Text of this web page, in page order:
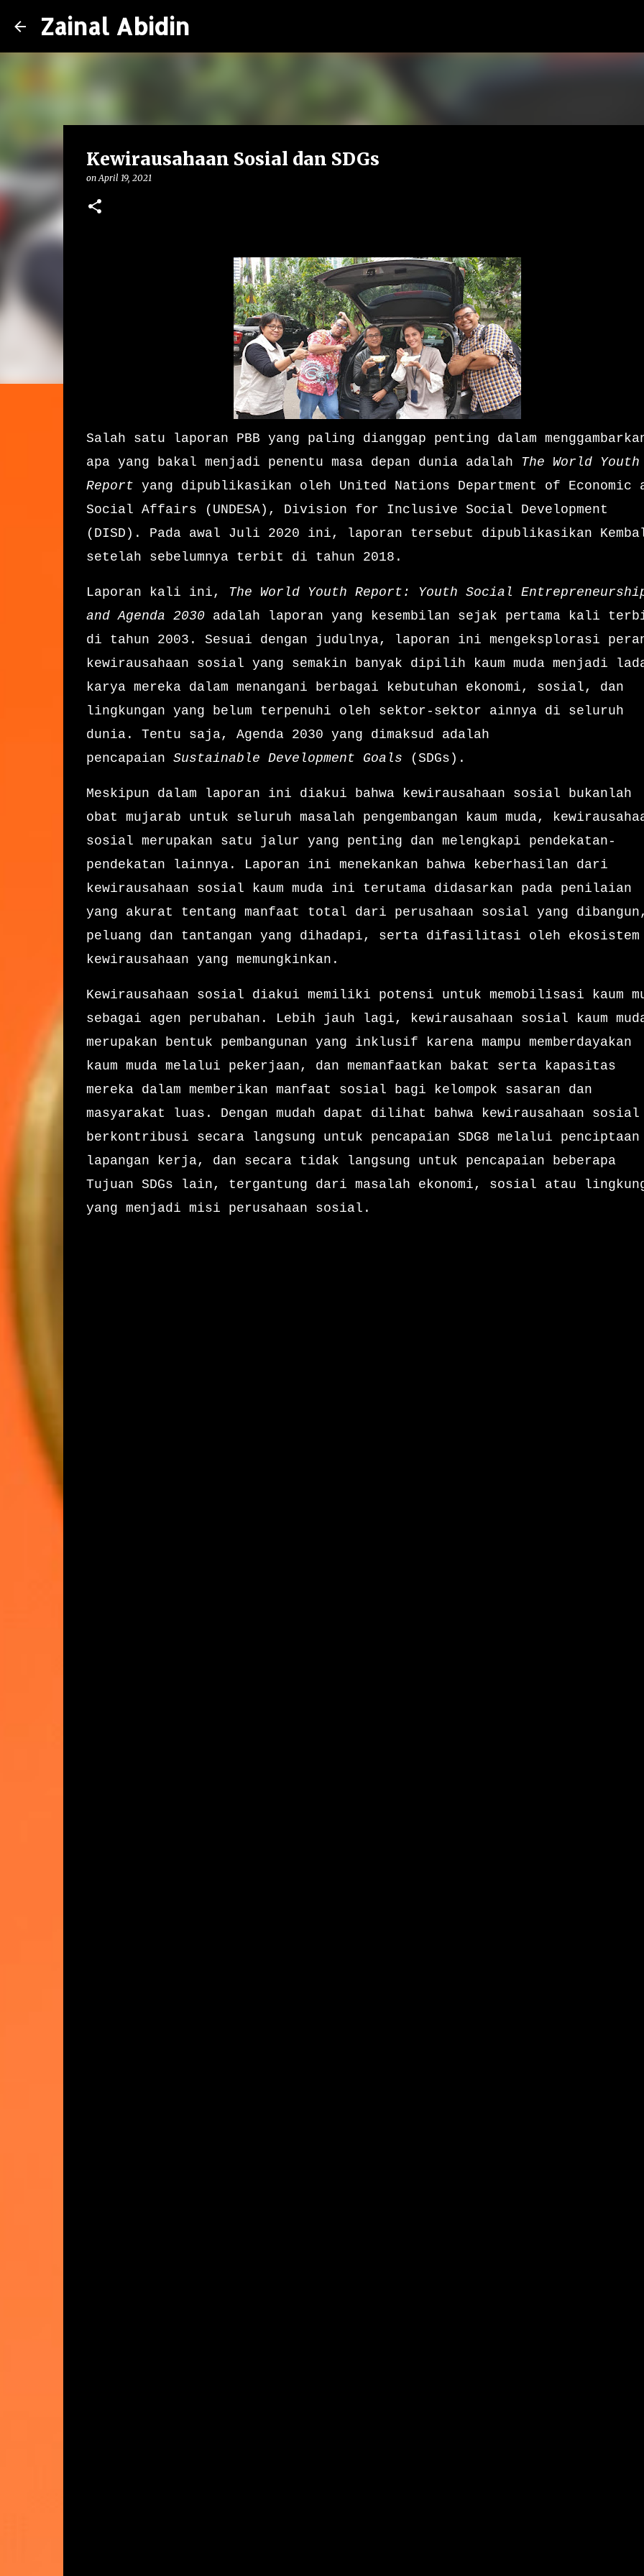
Zainal Abidin
Kewirausahaan Sosial dan SDGs
onApril 19, 2021
Salah satu laporan PBB yang paling dianggap penting dalam
apa yang bakal menjadi penentu masa depan dunia adalah
The World Youth
Report yang dipublikasikan oleh United Nations Department of Economic
Social Affairs (UNDESA), Division for Inclusive Social Development
(DISD). Pada awal Juli 2020 ini, laporan tersebut dipublikasikan
setelah sebelumnya terbit di tahun 2018.
Laporan kali ini,
The World Youth Report: Youth Social
and Agenda 2030 adalah laporan yang kesembilan sejak pertama kali
di tahun 2003. Sesuai dengan judulnya, laporan ini mengeksplorasi
kewirausahaan sosial yang semakin banyak dipilih kaum muda menjadi
karya mereka dalam menangani berbagai kebutuhan ekonomi, sosial, dan
lingkungan yang belum terpenuhi oleh sektor-sektor ainnya di seluruh
dunia. Tentu saja, Agenda 2030 yang dimaksud adalah
pencapaian Sustainable Development Goals (SDGs).
Meskipun dalam laporan ini diakui bahwa kewirausahaan sosial bukanlah
obat mujarab untuk seluruh masalah pengembangan kaum muda,
sosial merupakan satu jalur yang penting dan melengkapi pendekatan-
pendekatan lainnya. Laporan ini menekankan bahwa keberhasilan dari
kewirausahaan sosial kaum muda ini terutama didasarkan pada penilaian
yang akurat tentang manfaat total dari perusahaan sosial yang dibangun,
peluang dan tantangan yang dihadapi, serta difasilitasi oleh ekosistem
kewirausahaan yang memungkinkan.
Kewirausahaan sosial diakui memiliki potensi untuk memobilisasi kaum
sebagai agen perubahan. Lebih jauh lagi, kewirausahaan sosial kaum
merupakan bentuk pembangunan yang inklusif karena mampu memberdayakan
kaum muda melalui pekerjaan, dan memanfaatkan bakat serta kapasitas
mereka dalam memberikan manfaat sosial bagi kelompok sasaran dan
masyarakat luas. Dengan mudah dapat dilihat bahwa kewirausahaan sosial
berkontribusi secara langsung untuk pencapaian SDG8 melalui penciptaan
lapangan kerja, dan secara tidak langsung untuk pencapaian beberapa
Tujuan SDGs lain, tergantung dari masalah ekonomi, sosial atau
yang menjadi misi perusahaan sosial.